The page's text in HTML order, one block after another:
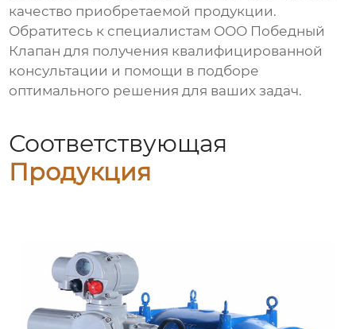
качество приобретаемой продукции.
Обратитесь к специалистам ООО Победный
Клапан для получения квалифицированной
консультации и помощи в подборе
оптимального решения для ваших задач.
Соответствующая
Продукция